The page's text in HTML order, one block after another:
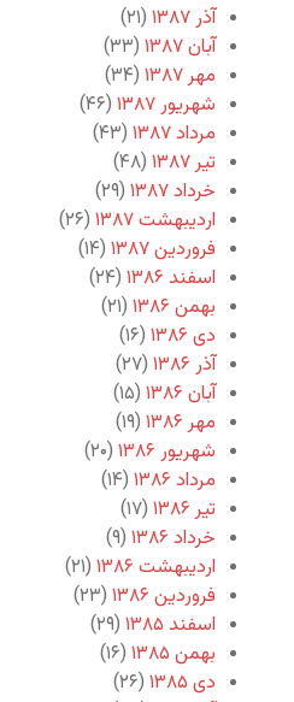
آذر ۱۳۸۷
(۲۱)
آبان ۱۳۸۷
(۳۳)
مهر ۱۳۸۷
(۳۴)
شهریور ۱۳۸۷
(۴۶)
مرداد ۱۳۸۷
(۴۳)
تیر ۱۳۸۷
(۴۸)
خرداد ۱۳۸۷
(۲۹)
اردیبهشت ۱۳۸۷
(۲۶)
فروردین ۱۳۸۷
(۱۴)
اسفند ۱۳۸۶
(۲۴)
بهمن ۱۳۸۶
(۲۱)
دی ۱۳۸۶
(۱۶)
آذر ۱۳۸۶
(۲۷)
آبان ۱۳۸۶
(۱۵)
مهر ۱۳۸۶
(۱۹)
شهریور ۱۳۸۶
(۲۰)
مرداد ۱۳۸۶
(۱۴)
تیر ۱۳۸۶
(۱۷)
خرداد ۱۳۸۶
(۹)
اردیبهشت ۱۳۸۶
(۲۱)
فروردین ۱۳۸۶
(۲۳)
اسفند ۱۳۸۵
(۲۹)
بهمن ۱۳۸۵
(۱۶)
دی ۱۳۸۵
(۲۶)